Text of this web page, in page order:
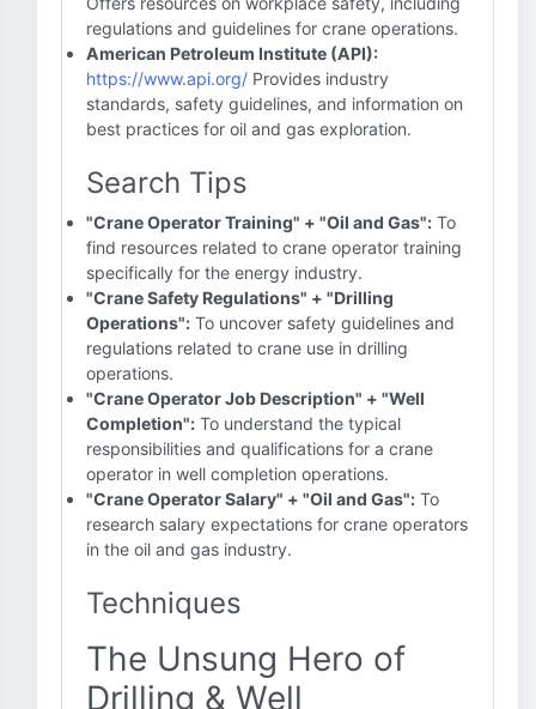
regulations and guidelines for crane operations.
American Petroleum Institute (API):
https://www.api.org/ Provides industry
standards, safety guidelines, and information on
best practices for oil and gas exploration.
Search Tips
"Crane Operator Training" + "Oil and Gas": To
find resources related to crane operator training
specifically for the energy industry.
"Crane Safety Regulations" + "Drilling
Operations": To uncover safety guidelines and
regulations related to crane use in drilling
operations.
"Crane Operator Job Description" + "Well
Completion": To understand the typical
responsibilities and qualifications for a crane
operator in well completion operations.
"Crane Operator Salary" + "Oil and Gas": To
research salary expectations for crane operators
in the oil and gas industry.
Techniques
The Unsung Hero of
Drilling & Well